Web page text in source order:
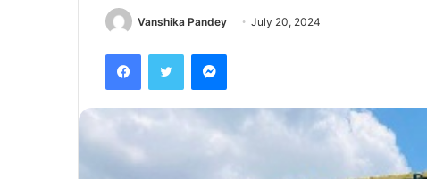
Vanshika Pandey July 20, 2024
FacebookTwitter Messenger